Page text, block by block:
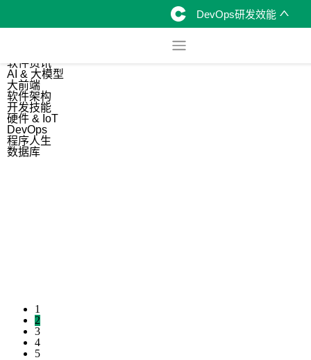
DevOps研发效能
软件资讯
AI & 大模型
大前端
软件架构
开发技能
硬件 & IoT
DevOps
程序人生
数据库
1
2
3
4
5